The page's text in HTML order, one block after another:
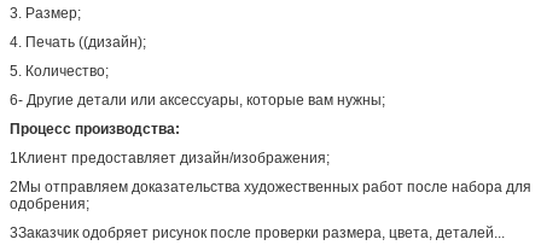
3. Размер;
4. Печать ((дизайн);
5. Количество;
6- Другие детали или аксессуары, которые вам нужны;
Процесс производства:
1Клиент предоставляет дизайн/изображения;
2Мы отправляем доказательства художественных работ после набора для
одобрения;
3Заказчик одобряет рисунок после проверки размера, цвета, деталей...